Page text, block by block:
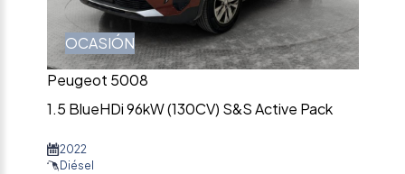
OCASIÓN
Peugeot 5008
1.5 BlueHDi 96kW (130CV) S&S Active Pack
2022
Diésel